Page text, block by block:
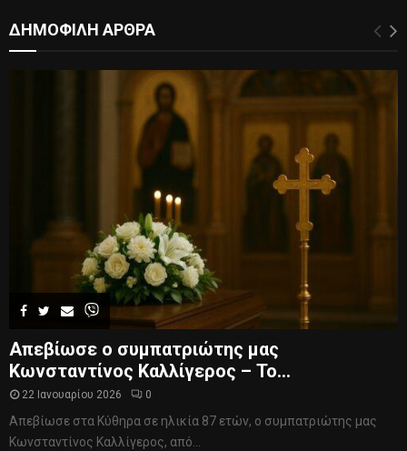
ΔΗΜΟΦΙΛΗ ΑΡΘΡΑ
Απεβίωσε ο συμπατριώτης μας
Κωνσταντίνος Καλλίγερος – Το...
22 Ιανουαρίου 2026 0
Απεβίωσε στα Κύθηρα σε ηλικία 87 ετών, ο συμπατριώτης μας
Κωνσταντίνος Καλλίγερος, από...